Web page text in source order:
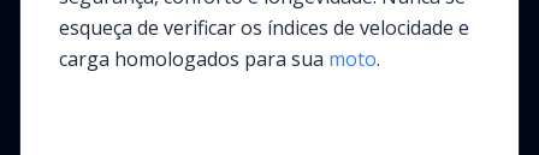
esqueça de verificar os índices de velocidade e
carga homologados para sua moto.